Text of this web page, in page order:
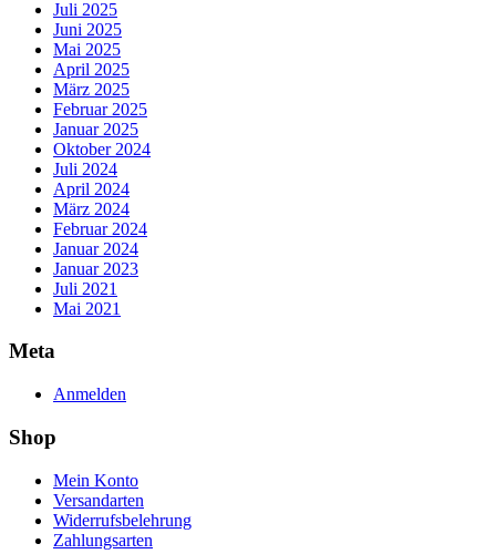
Juli 2025
Juni 2025
Mai 2025
April 2025
März 2025
Februar 2025
Januar 2025
Oktober 2024
Juli 2024
April 2024
März 2024
Februar 2024
Januar 2024
Januar 2023
Juli 2021
Mai 2021
Meta
Anmelden
Shop
Mein Konto
Versandarten
Widerrufsbelehrung
Zahlungsarten